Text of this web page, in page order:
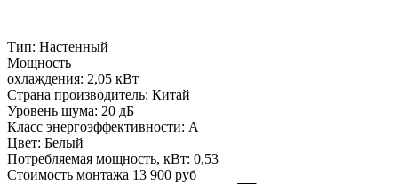
Тип: Настенный
Мощность
охлаждения: 2,05 кВт
Страна производитель: Китай
Уровень шума: 20 дБ
Класс энергоэффективности: A
Цвет: Белый
Потребляемая мощность, кВт: 0,53
Стоимость монтажа 13 900 руб